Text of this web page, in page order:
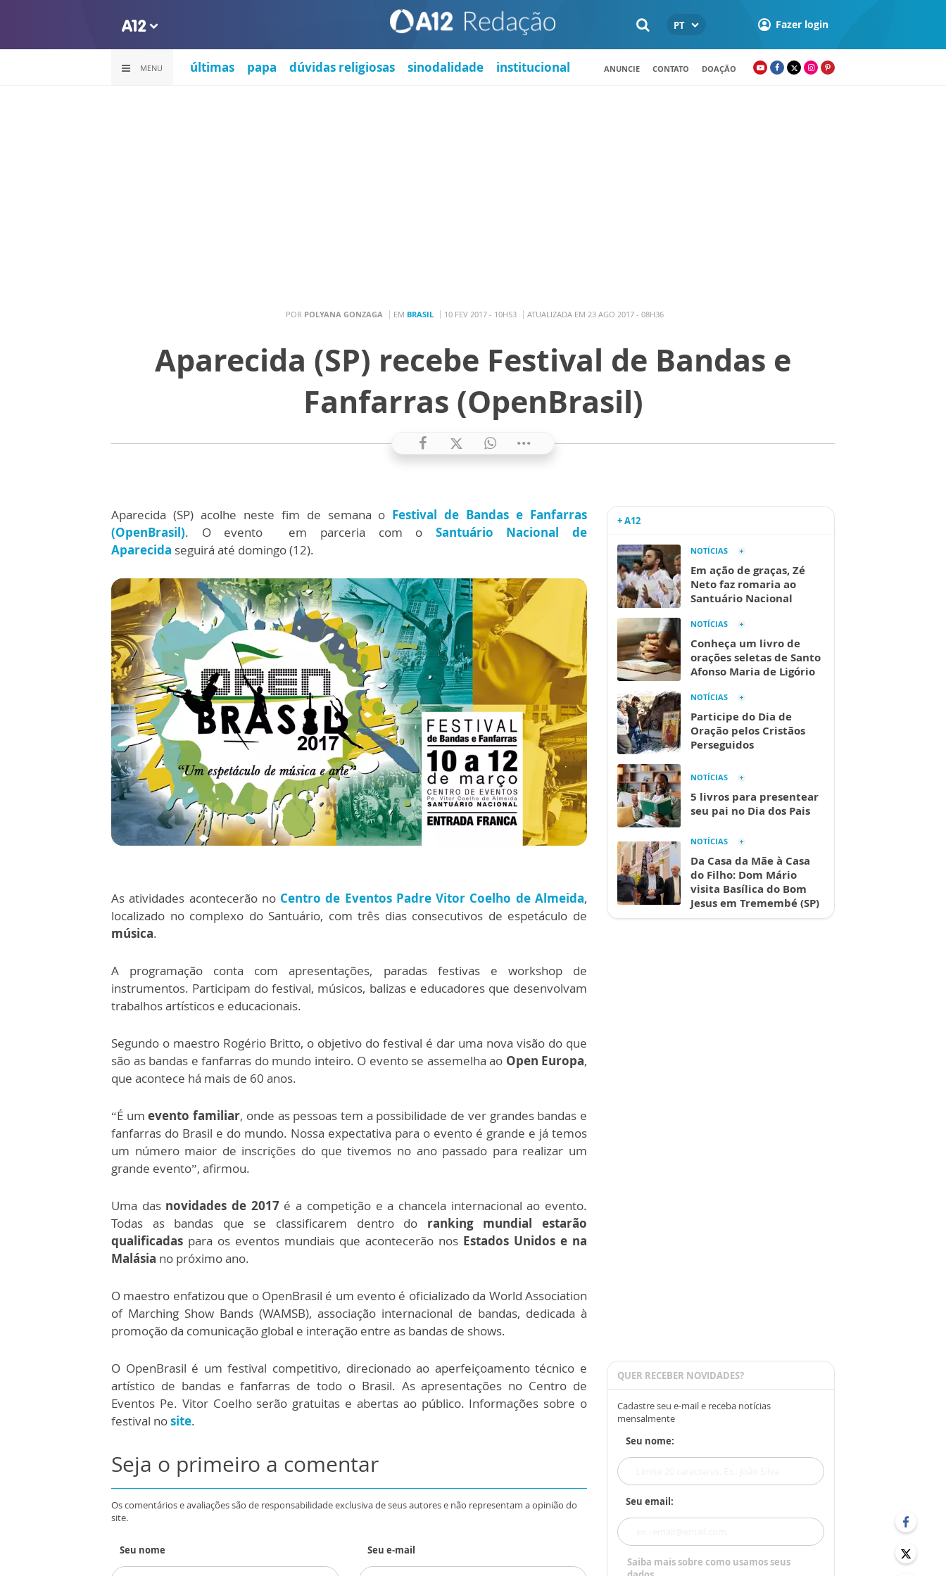
PT Fazer login
MENU últimas papa dúvidas religiosas sinodalidade institucional ANUNCIE CONTATO DOAÇÃO
POR POLYANA GONZAGA EM BRASIL 10 FEV 2017 - 10H53 ATUALIZADA EM 23 AGO 2017 - 08H36
Aparecida (SP) recebe Festival de Bandas e
Fanfarras (OpenBrasil)
Aparecida (SP) acolhe neste fim de semana o Festival de Bandas e Fanfarras
(OpenBrasil). O evento em parceria com o Santuário Nacional de
Aparecida seguirá até domingo (12).
As atividades acontecerão no Centro de Eventos Padre Vitor Coelho de Almeida,
localizado no complexo do Santuário, com três dias consecutivos de espetáculo de
música.
A programação conta com apresentações, paradas festivas e workshop de
instrumentos. Participam do festival, músicos, balizas e educadores que desenvolvam
trabalhos artísticos e educacionais.
Segundo o maestro Rogério Britto, o objetivo do festival é dar uma nova visão do que
são as bandas e fanfarras do mundo inteiro. O evento se assemelha ao Open Europa,
que acontece há mais de 60 anos.
“É umevento familiar, onde as pessoas tem a possibilidade de ver grandes bandas e
fanfarras do Brasil e do mundo. Nossa expectativa para o evento é grande e já temos
um número maior de inscrições do que tivemos no ano passado para realizar um
grande evento”, afirmou.
Uma das novidades de 2017 é a competição e a chancela internacional ao evento.
Todas as bandas que se classificarem dentro do ranking mundial estarão
qualificadas para os eventos mundiais que acontecerão nos Estados Unidos e na
Malásia no próximo ano.
O maestro enfatizou que o OpenBrasil é um evento é oficializado da World Association
of Marching Show Bands (WAMSB), associação internacional de bandas, dedicada à
promoção da comunicação global e interação entre as bandas de shows.
O OpenBrasil é um festival competitivo, direcionado ao aperfeiçoamento técnico e
artístico de bandas e fanfarras de todo o Brasil. As apresentações no Centro de
Eventos Pe. Vitor Coelho serão gratuitas e abertas ao público. Informações sobre o
festival nosite.
Seja o primeiro a comentar
Os comentários e avaliações são de responsabilidade exclusiva de seus autores e não representam a opinião do
site.
Seu nome Seu e-mail
+ A12
NOTÍCIAS
Em ação de graças, Zé
Neto faz romaria ao
Santuário Nacional
NOTÍCIAS
Conheça um livro de
orações seletas de Santo
Afonso Maria de Ligório
NOTÍCIAS
Participe do Dia de
Oração pelos Cristãos
Perseguidos
NOTÍCIAS
5 livros para presentear
seu pai no Dia dos Pais
NOTÍCIAS
Da Casa da Mãe à Casa
do Filho: Dom Mário
visita Basílica do Bom
Jesus em Tremembé (SP)
QUER RECEBER NOVIDADES?
Cadastre seu e-mail e receba notícias
mensalmente
Seu nome:
Seu email:
Saiba mais sobre como usamos seus